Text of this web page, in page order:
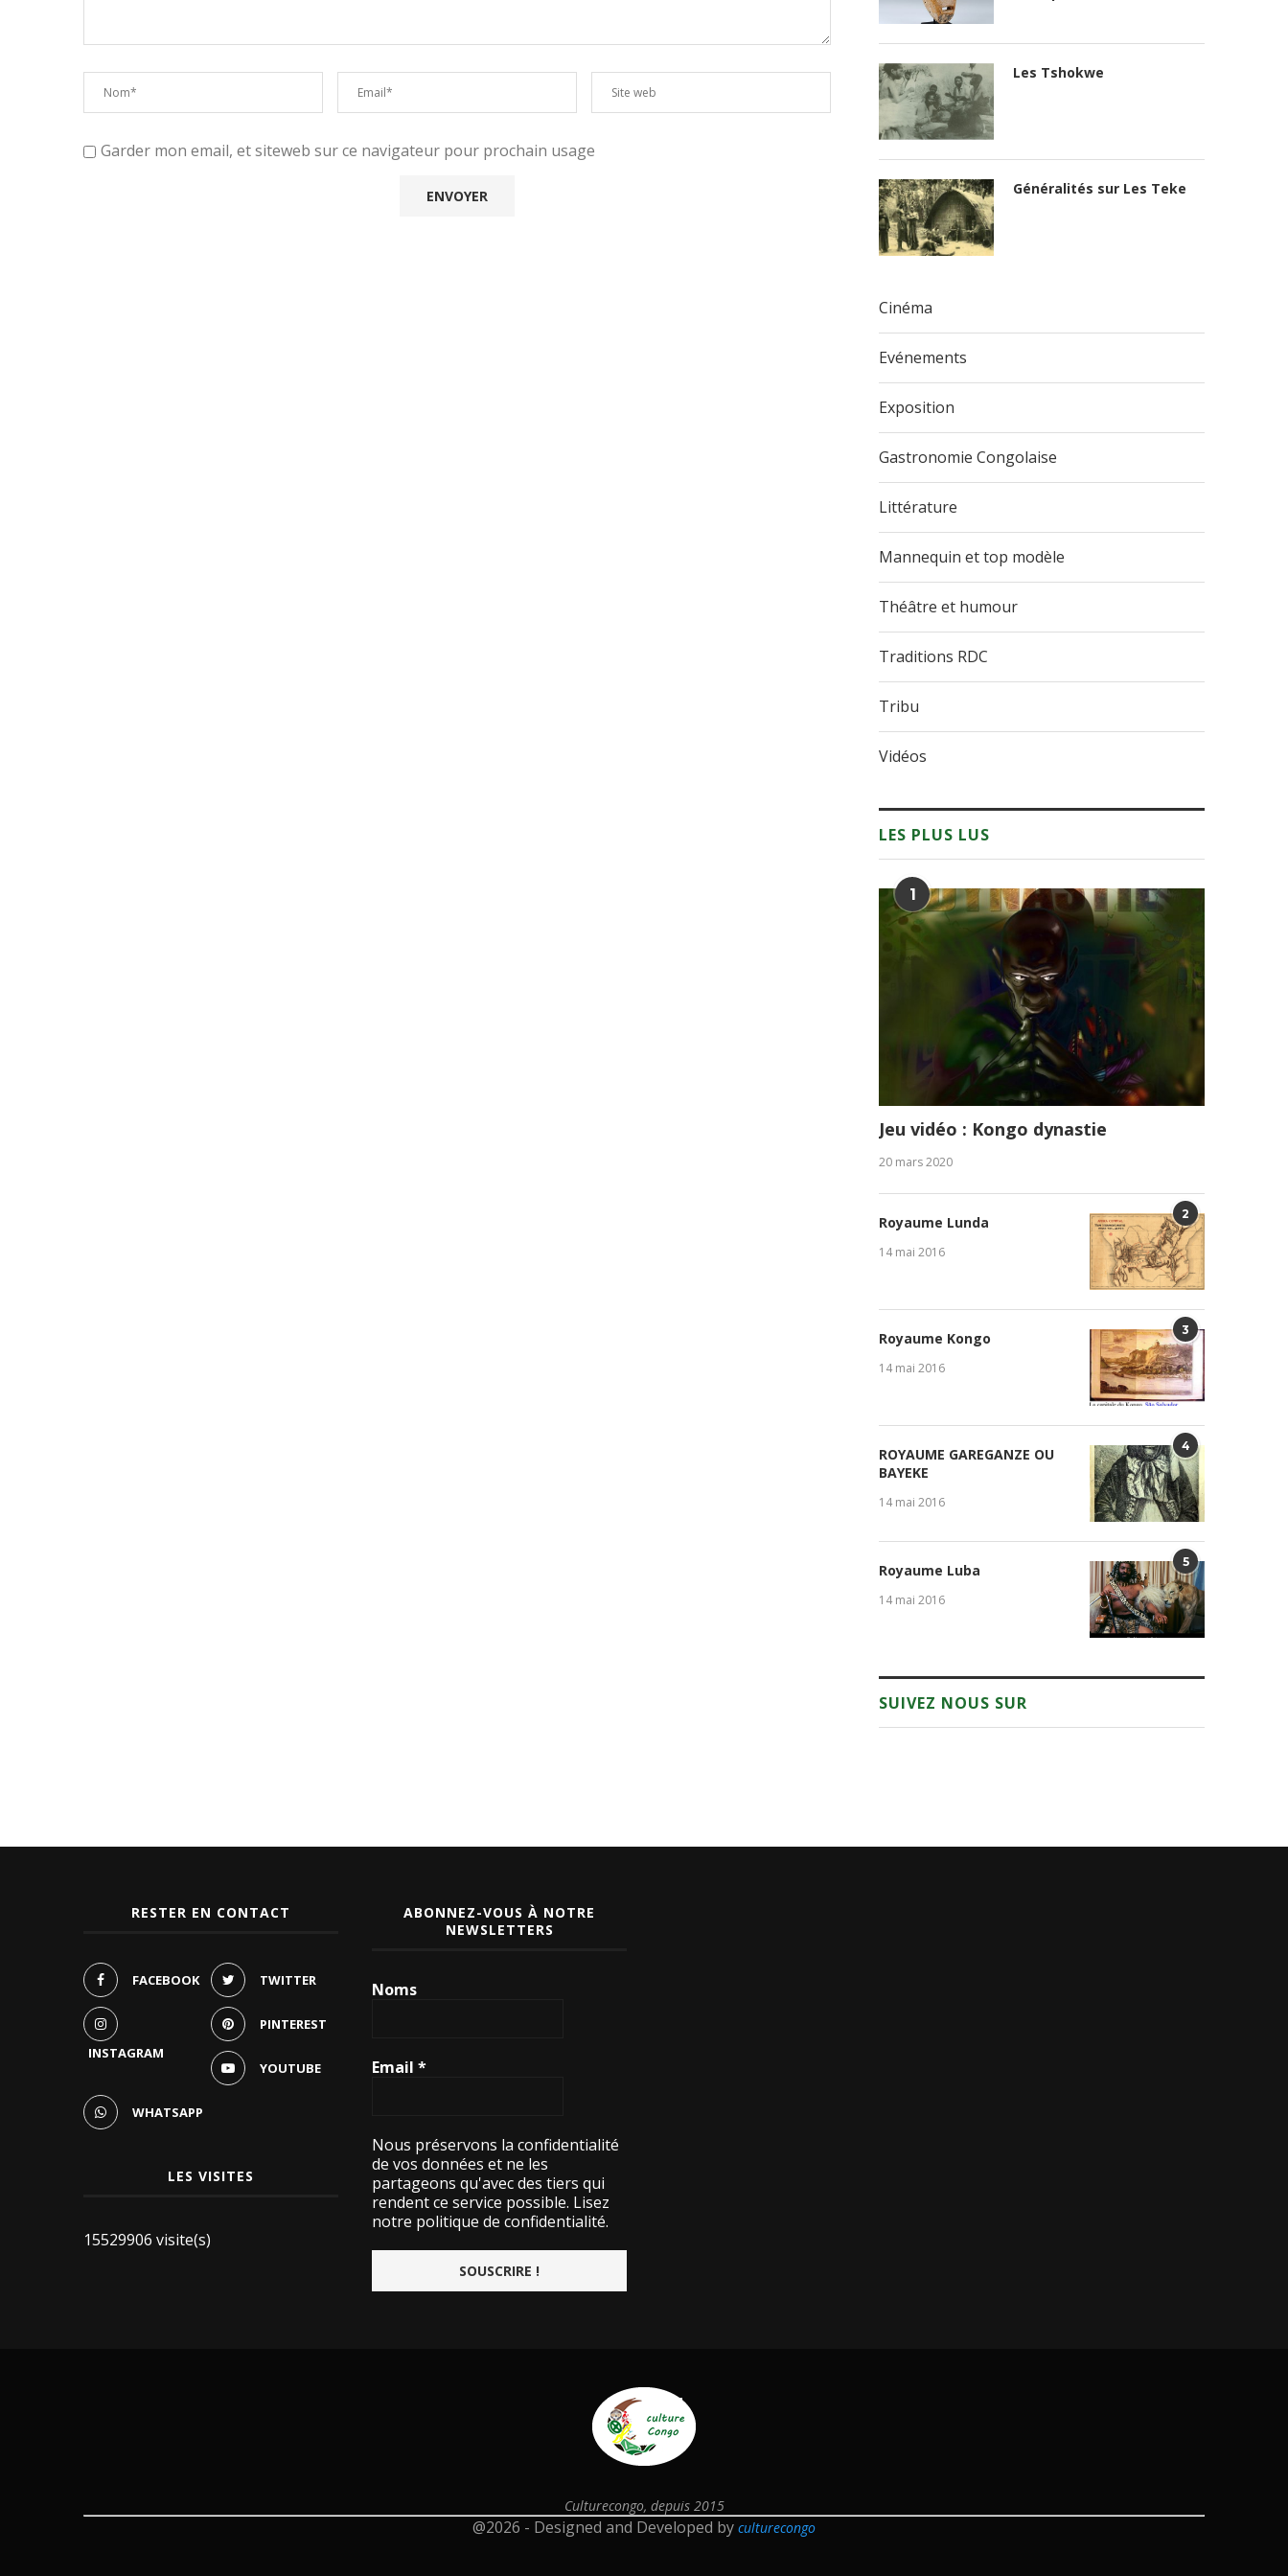
Garder mon email, et siteweb sur ce navigateur pour prochain usage
Les Tshokwe
Généralités sur Les Teke
Cinéma
Evénements
Exposition
Gastronomie Congolaise
Littérature
Mannequin et top modèle
Théâtre et humour
Traditions RDC
Tribu
Vidéos
LES PLUS LUS
1
Jeu vidéo : Kongo dynastie
20 mars 2020
2
Royaume Lunda
14 mai 2016
3
Royaume Kongo
14 mai 2016
4
ROYAUME GAREGANZE OU
BAYEKE
14 mai 2016
5
Royaume Luba
14 mai 2016
SUIVEZ NOUS SUR
RESTER EN CONTACT
FACEBOOK TWITTER
INSTAGRAM
PINTEREST
YOUTUBE
WHATSAPP
LES VISITES
15529906 visite(s)
ABONNEZ-VOUS À NOTRE
NEWSLETTERS
Noms
Email*
Nous préservons la confidentialité
de vos données et ne les
partageons qu'avec des tiers qui
rendent ce service possible. Lisez
notre politique de confidentialité.
Culturecongo, depuis 2015
@2026 - Designed and Developed by culturecongo